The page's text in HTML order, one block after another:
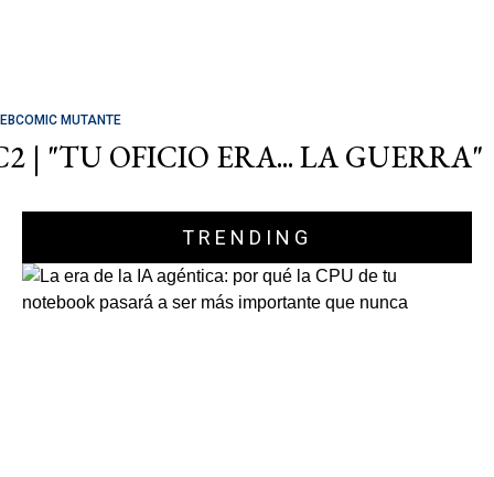
MUTANTE
| "TU OFICIO ERA... LA GUERRA"
TRENDING